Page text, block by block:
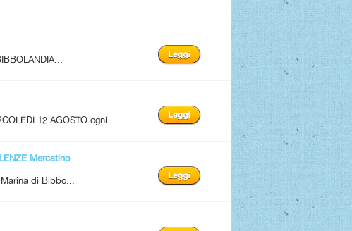
12 AGOSTO ogni ...
Mercatino
di Bibbo...